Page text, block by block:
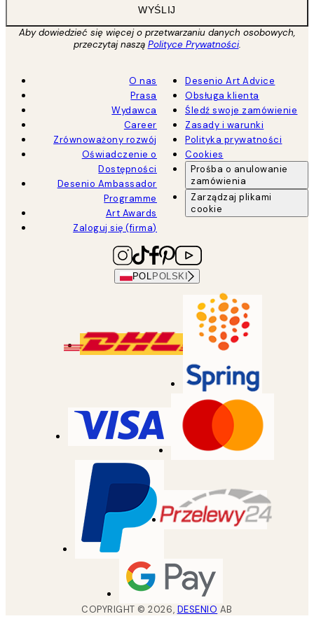
WYŚLIJ
Aby dowiedzieć się więcej o przetwarzaniu danych osobowych,
przeczytaj naszą Polityce Prywatności.
O nas
Prasa
Wydawca
Career
Zrównoważony rozwój
Oświadczenie o
Dostępności
Desenio Ambassador
Programme
Art Awards
Zaloguj się (firma)
Desenio Art Advice
Obsługa klienta
Śledź swoje zamówienie
Zasady i warunki
Polityka prywatności
Cookies
Prośba o anulowanie
zamówienia
Zarządzaj plikami
cookie
POL POLSKI
COPYRIGHT ©2026, DESENIO AB